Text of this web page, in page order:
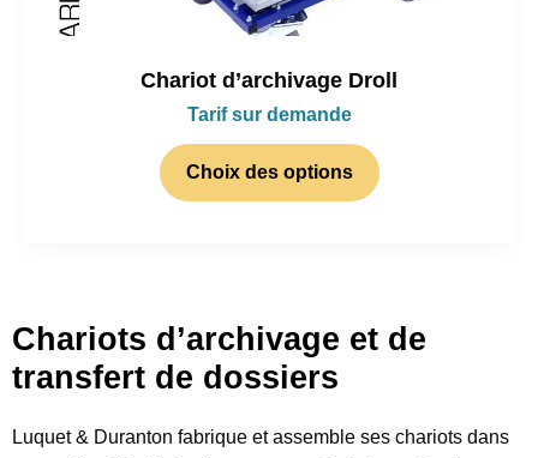
Chariot d’archivage Droll
Tarif sur demande
Choix des options
Chariots d’archivage et de
transfert de dossiers
Luquet & Duranton fabrique et assemble ses chariots dans